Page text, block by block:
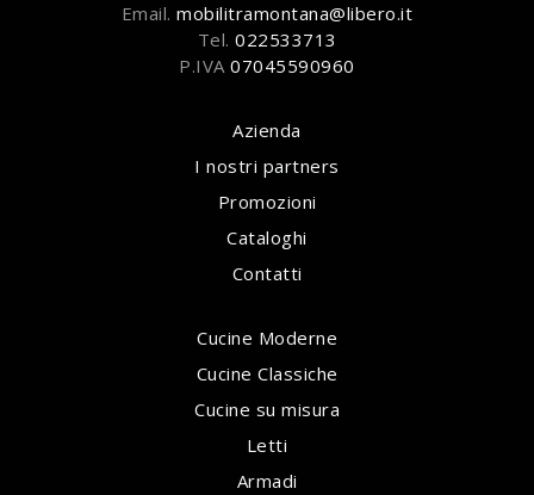
Email.mobilitramontana@libero.it
Tel. 022533713
P.IVA07045590960
Azienda
I nostri partners
Promozioni
Cataloghi
Contatti
Cucine Moderne
Cucine Classiche
Cucine su misura
Letti
Armadi